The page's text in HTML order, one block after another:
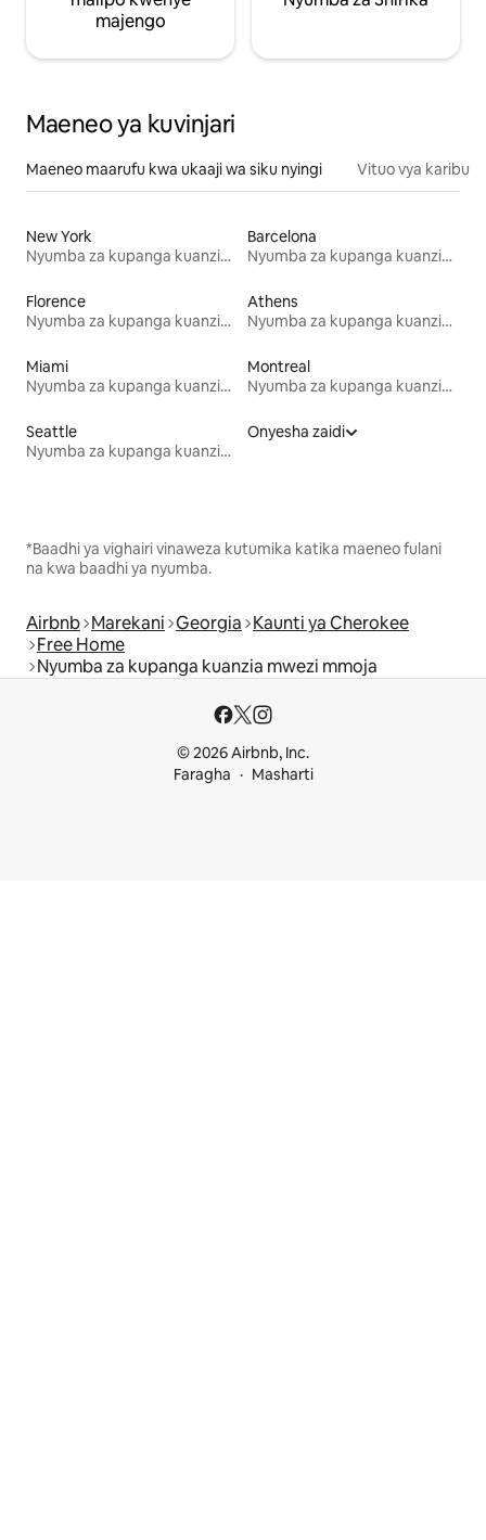
majengo
Maeneo ya kuvinjari
Maeneo maarufu kwa ukaaji wa siku nyingi Vituo vya karibu
New York
Nyumba za kupanga kuanzia mwezi mmoja
Barcelona
Nyumba za kupanga kuanzia mwezi mmoja
Florence
Nyumba za kupanga kuanzia mwezi mmoja
Athens
Nyumba za kupanga kuanzia mwezi mmoja
Miami
Nyumba za kupanga kuanzia mwezi mmoja
Montreal
Nyumba za kupanga kuanzia mwezi mmoja
Seattle
Nyumba za kupanga kuanzia mwezi mmoja
Onyesha zaidi
*Baadhi ya vighairi vinaweza kutumika katika maeneo fulani
na kwa baadhi ya nyumba.
Airbnb Marekani Georgia Kaunti ya Cherokee
Free Home
Nyumba za kupanga kuanzia mwezi mmoja
© 2026 Airbnb, Inc.
Faragha
Masharti